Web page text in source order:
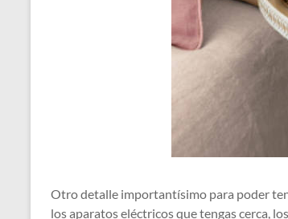
Otro detalle importantísimo para poder
los aparatos eléctricos que tengas cerca,